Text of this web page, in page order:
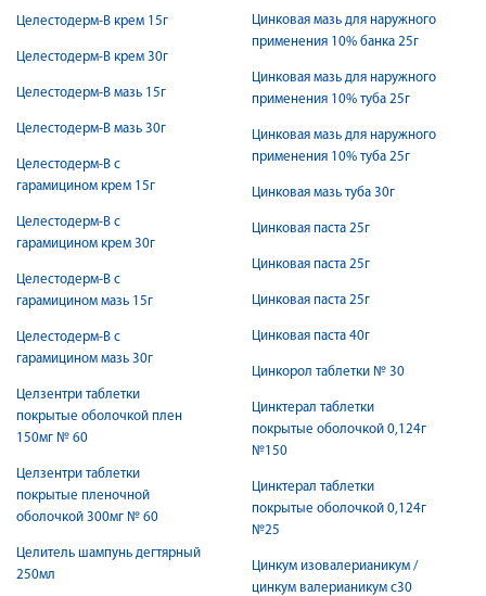
Целестодерм-В крем 15г
Целестодерм-В крем 30г
Целестодерм-В мазь 15г
Целестодерм-В мазь 30г
Целестодерм-В с
гарамицином крем 15г
Целестодерм-В с
гарамицином крем 30г
Целестодерм-В с
гарамицином мазь 15г
Целестодерм-В с
гарамицином мазь 30г
Целзентри таблетки
покрытые оболочкой плен
150мг № 60
Целзентри таблетки
покрытые пленочной
оболочкой 300мг № 60
Целитель шампунь дегтярный
250мл
Цинковая мазь для наружного
применения 10% банка 25г
Цинковая мазь для наружного
применения 10% туба 25г
Цинковая мазь для наружного
применения 10% туба 25г
Цинковая мазь туба 30г
Цинковая паста 25г
Цинковая паста 25г
Цинковая паста 25г
Цинковая паста 40г
Цинкорол таблетки № 30
Цинктерал таблетки
покрытые оболочкой 0,124г
№150
Цинктерал таблетки
покрытые оболочкой 0,124г
№25
Цинкум изовалерианикум /
цинкум валерианикум с30